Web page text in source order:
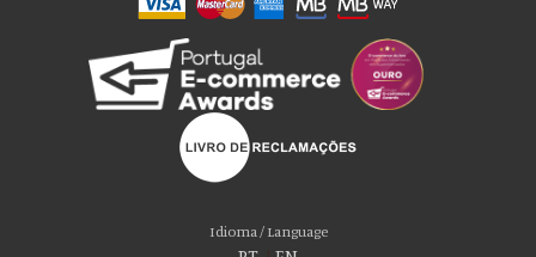
Idioma / Language
Por favor aceite as nossas deliciosas
Usamos cookies para personalizar conteúdo e anúncios, fornecer recursos
de mídia social e analisar nosso tráfego. Também compartilhamos